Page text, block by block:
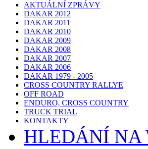
AKTUÁLNÍ ZPRÁVY
DAKAR 2012
DAKAR 2011
DAKAR 2010
DAKAR 2009
DAKAR 2008
DAKAR 2007
DAKAR 2006
DAKAR 1979 - 2005
CROSS COUNTRY RALLYE
OFF ROAD
ENDURO, CROSS COUNTRY
TRUCK TRIAL
KONTAKTY
HLEDÁNÍ NA